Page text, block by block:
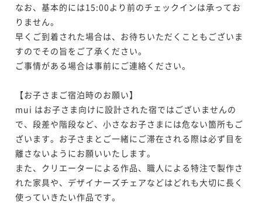
なお、基本的には15:00より前のチェックインは承ってお
りません。
早くご到着された場合は、お待ちいただくこともございま
すのでその旨をご了承ください。
ご事情がある場合は事前にご連絡ください。
【お子さまご宿泊時のお願い】
mui はお子さま向けに設計された宿ではございませんの
で、段差や階段など、小さなお子さまには危ない箇所もご
ざいます。お子さまとご一緒にご滞在される際は必ず目を
離さないようにお願いいたします。
また、クリエーターによる作品、職人による特注で製作さ
れた家具や、デザイナーズチェアなどはどれも大切に長く
使っていきたい作品です。